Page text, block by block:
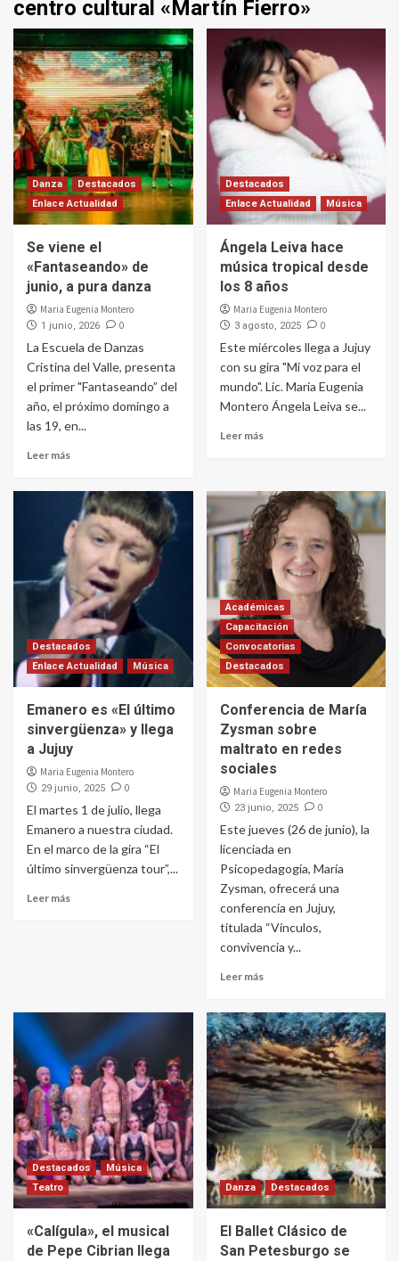
centro cultural «Martín Fierro»
Danza
Destacados
Enlace Actualidad
Se viene el
«Fantaseando» de
junio, a pura danza
Maria Eugenia Montero
1 junio, 2026 0
La Escuela de Danzas
Cristina del Valle, presenta
el primer "Fantaseando” del
año, el próximo domingo a
las 19, en...
Leer más
Destacados
Enlace Actualidad
Música
Ángela Leiva hace
música tropical desde
los 8 años
Maria Eugenia Montero
3 agosto, 2025 0
Este miércoles llega a Jujuy
con su gira "Mi voz para el
mundo". Lic. María Eugenia
Montero Ángela Leiva se...
Leer más
Destacados
Enlace Actualidad
Música
Emanero es «El último
sinvergüenza» y llega
a Jujuy
Maria Eugenia Montero
29 junio, 2025 0
El martes 1 de julio, llega
Emanero a nuestra ciudad.
En el marco de la gira “El
último sinvergüenza tour”,...
Leer más
Académicas
Capacitación
Convocatorias
Destacados
Conferencia de María
Zysman sobre
maltrato en redes
sociales
Maria Eugenia Montero
23 junio, 2025 0
Este jueves (26 de junio), la
licenciada en
Psicopedagogía, María
Zysman, ofrecerá una
conferencia en Jujuy,
titulada “Vínculos,
convivencia y...
Leer más
Destacados
Música
Teatro
«Calígula», el musical
de Pepe Cibrian llega
Danza Destacados
El Ballet Clásico de
San Petesburgo se